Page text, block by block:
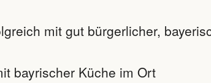
mit gut bürgerlicher,
bayrischer Küche im Ort